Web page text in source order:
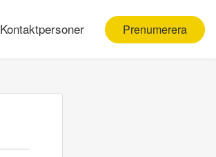
Kontaktpersoner Prenumerera